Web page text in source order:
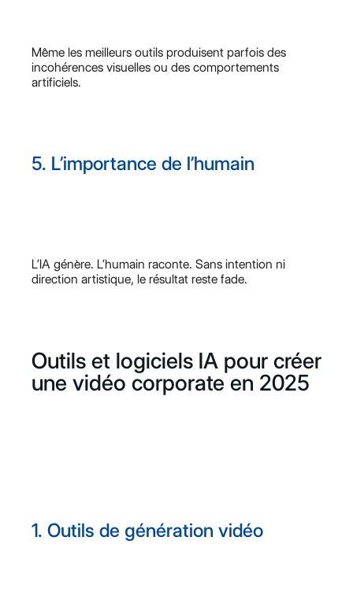
Même les meilleurs outils produisent parfois des
incohérences visuelles ou des comportements
artificiels.
5. L’importance de l’humain
L’IA génère. L’humain raconte. Sans intention ni
direction artistique, le résultat reste fade.
Outils et logiciels IA pour créer
une vidéo corporate en 2025
1. Outils de génération vidéo